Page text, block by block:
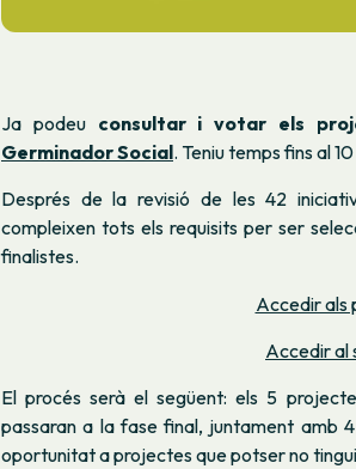
Ja podeu consultar i votar els
Germinador Social. Teniu temps fins al
Després de la revisió de les 42
compleixen tots els requisits per ser
finalistes.
Accedir als
Accedir al
El procés serà el següent: els 5
passaran a la fase final, juntament amb
oportunitat a projectes que potser no